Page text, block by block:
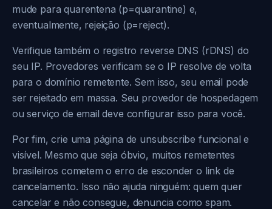
mude para quarentena (p=quarantine) e,
eventualmente, rejeição (p=reject).
Verifique também o registro reverse DNS (rDNS) do
seu IP. Provedores verificam se o IP resolve de volta
para o domínio remetente. Sem isso, seu email pode
ser rejeitado em massa. Seu provedor de hospedagem
ou serviço de email deve configurar isso para você.
Por fim, crie uma página de unsubscribe funcional e
visível. Mesmo que seja óbvio, muitos remetentes
brasileiros cometem o erro de esconder o link de
cancelamento. Isso não ajuda ninguém: quem quer
cancelar e não consegue, denuncia como spam.